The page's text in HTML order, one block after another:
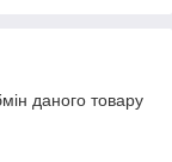
даного товару